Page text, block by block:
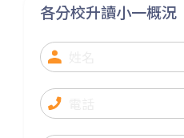
小巴
31, 32, 36,
602, 603,
其他
輕鐵: 元朗總
各分校升讀小一概況